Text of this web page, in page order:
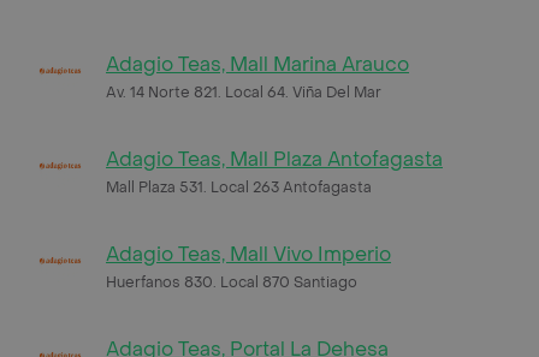
Adagio Teas, Mall Marina Arauco
Av. 14 Norte 821. Local 64. Viña Del Mar
Adagio Teas, Mall Plaza Antofagasta
Mall Plaza 531. Local 263 Antofagasta
Adagio Teas, Mall Vivo Imperio
Huerfanos 830. Local 870 Santiago
Adagio Teas, Portal La Dehesa